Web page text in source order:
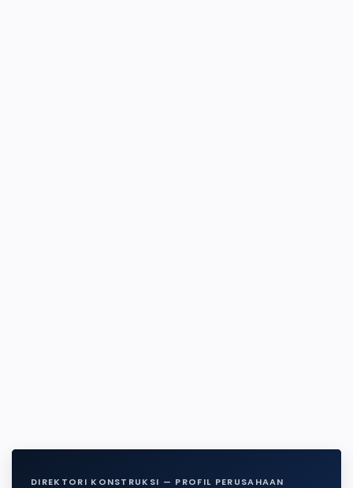
DIREKTORI KONSTRUKSI — PROFIL PERUSAHAAN